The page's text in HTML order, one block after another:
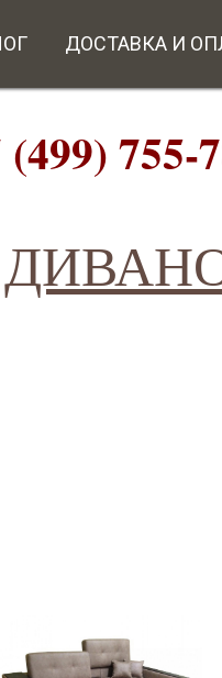
ДОСТАВКА И
755-78-36